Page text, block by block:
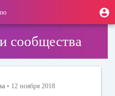
сообщества
• 12 ноября 2018